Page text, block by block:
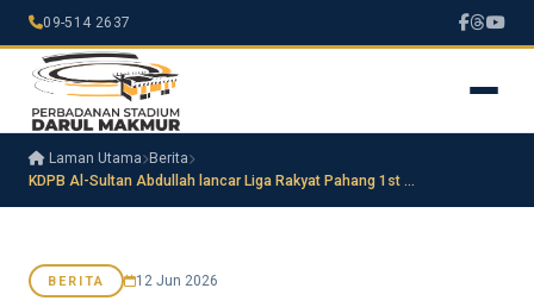
09-514 2637
Laman Utama
Berita
KDPB Al-Sultan Abdullah lancar Liga Rakyat Pahang 1st …
BERITA 12 Jun 2026